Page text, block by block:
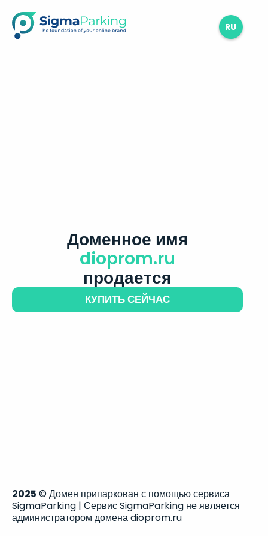
RU
Доменное имя
dioprom.ru
продается
КУПИТЬ СЕЙЧАС
2025 © Домен припаркован с помощью сервиса
SigmaParking | Сервис SigmaParking не является
администратором домена dioprom.ru